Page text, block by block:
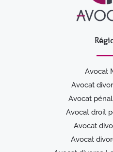
Avocat
Avocat
Avocat
Avocat droit
Avocat
Avocat